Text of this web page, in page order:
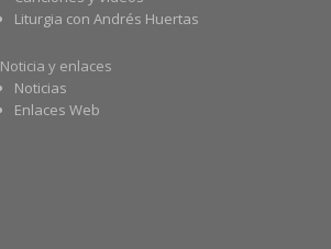
Liturgia con Andrés Huertas
Noticia y enlaces
Noticias
Enlaces Web